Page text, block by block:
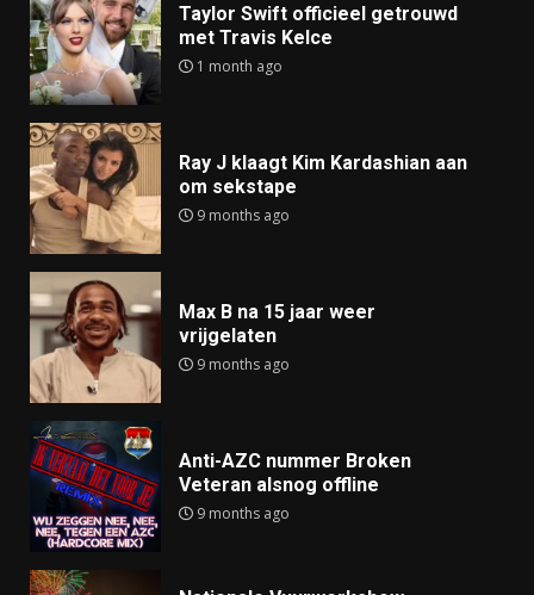
Taylor Swift officieel getrouwd
met Travis Kelce
1 month ago
Ray J klaagt Kim Kardashian aan
om sekstape
9 months ago
Max B na 15 jaar weer
vrijgelaten
9 months ago
Anti-AZC nummer Broken
Veteran alsnog offline
9 months ago